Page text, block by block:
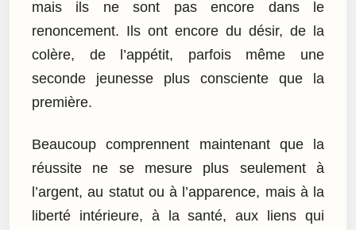
mais ils ne sont pas encore dans le
renoncement. Ils ont encore du désir, de la
colère, de l’appétit, parfois même une
seconde jeunesse plus consciente que la
première.
Beaucoup comprennent maintenant que la
réussite ne se mesure plus seulement à
l’argent, au statut ou à l’apparence, mais à la
liberté intérieure, à la santé, aux liens qui